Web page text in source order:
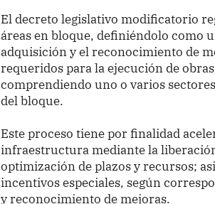
El decreto legislativo modificatorio
áreas en bloque, definiéndolo como
adquisición y el reconocimiento de
requeridos para la ejecución de
comprendiendo uno o varios
del bloque.
Este proceso tiene por finalidad
infraestructura mediante la
optimización de plazos y recursos;
incentivos especiales, según
y reconocimiento de mejoras.